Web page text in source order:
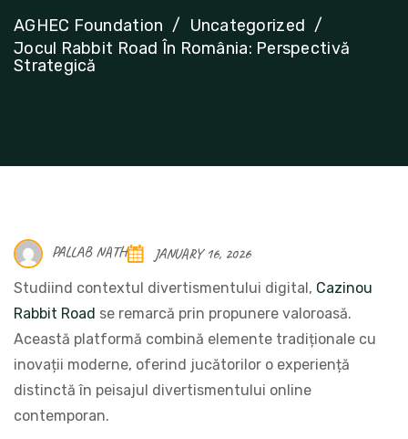
AGHEC Foundation
Uncategorized
Jocul Rabbit Road În România: Perspectivă
Strategică
PALLAB NATH JANUARY 16, 2026
Studiind contextul divertismentului digital, Cazinou
Rabbit Road se remarcă prin propunere valoroasă.
Această platformă combină elemente tradiționale cu
inovații moderne, oferind jucătorilor o experiență
distinctă în peisajul divertismentului online
contemporan.